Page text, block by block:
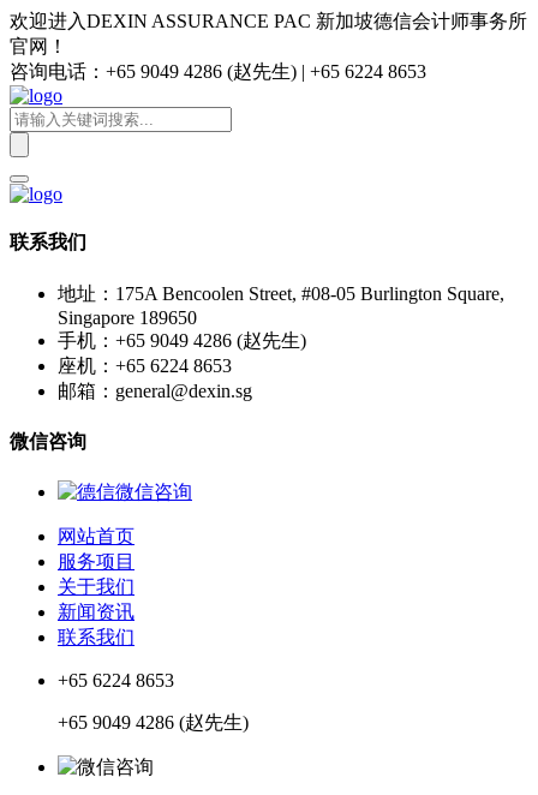
欢迎进入DEXIN ASSURANCE PAC 新加坡德信会计师事务所
官网！
咨询电话：+65 9049 4286 (赵先生) | +65 6224 8653
联系我们
地址：175A Bencoolen Street, #08-05 Burlington Square,
Singapore 189650
手机：+65 9049 4286 (赵先生)
座机：+65 6224 8653
邮箱：general@dexin.sg
微信咨询
网站首页
服务项目
关于我们
新闻资讯
联系我们
+65 6224 8653
+65 9049 4286 (赵先生)